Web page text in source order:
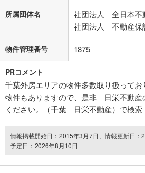
所属団体名
社団法人 全日本不
社団法人 不動産保
物件管理番号 1875
PRコメント
千葉外房エリアの物件多数取り扱って
物件もありますので、是非 日栄不動産
ください。（千葉 日栄不動産）で検索
情報掲載開始日：2015年3月7日、情報更新日：
予定日：2026年8月10日